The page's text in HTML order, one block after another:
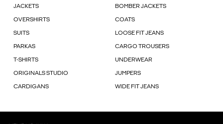
JACKETS BOMBER JACKETS
OVERSHIRTS COATS
SUITS LOOSE FIT JEANS
PARKAS CARGO TROUSERS
T-SHIRTS UNDERWEAR
ORIGINALS STUDIO JUMPERS
CARDIGANS WIDE FIT JEANS